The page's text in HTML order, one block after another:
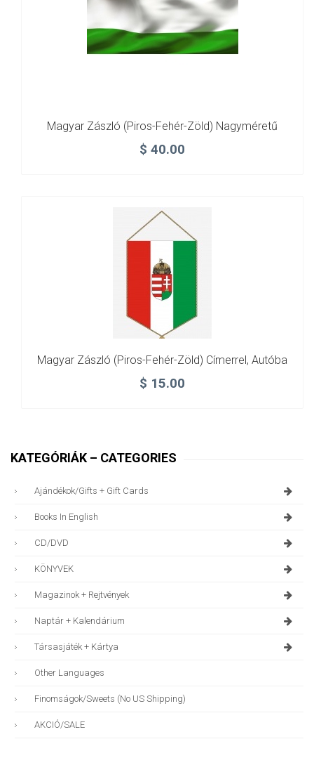
Magyar Zászló (piros-Fehér-Zöld) Nagyméretű
$ 40.00
Magyar Zászló (piros-Fehér-Zöld) Címerrel, Autóba
$ 15.00
KATEGÓRIÁK – CATEGORIES
Ajándékok/gifts + Gift Cards
Books In English
CD/DVD
KÖNYVEK
Magazinok + Rejtvények
Naptár + Kalendárium
Társasjáték + Kártya
Other Languages
Finomságok/sweets (no US Shipping)
AKCIÓ/SALE